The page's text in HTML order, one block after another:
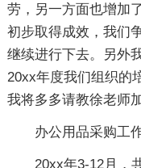
劳，另一方面也增加
初步取得成效，我们
继续进行下去。另外
20xx年度我们组织的
我将多多请教徐老师
办公用品采购工
20xx年3-12月，